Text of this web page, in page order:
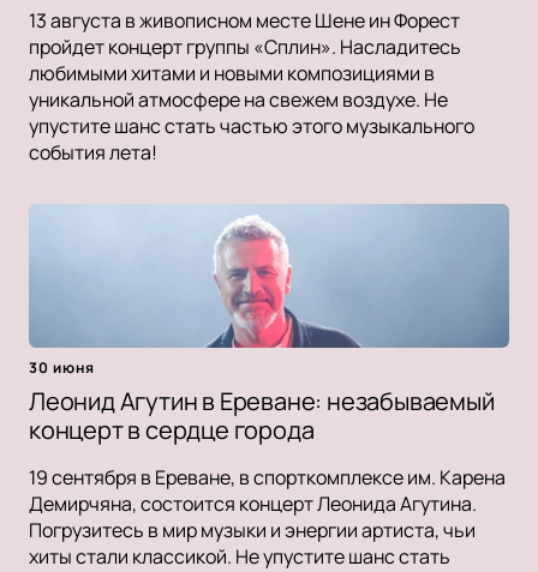
13 августа в живописном месте Шене ин Форест
пройдет концерт группы «Сплин». Насладитесь
любимыми хитами и новыми композициями в
уникальной атмосфере на свежем воздухе. Не
упустите шанс стать частью этого музыкального
события лета!
30 июня
Леонид Агутин в Ереване: незабываемый
концерт в сердце города
19 сентября в Ереване, в спорткомплексе им. Карена
Демирчяна, состоится концерт Леонида Агутина.
Погрузитесь в мир музыки и энергии артиста, чьи
хиты стали классикой. Не упустите шанс стать